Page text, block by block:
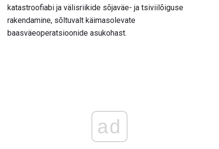
katastroofiabi ja välisriikide sõjaväe- ja tsiviilõiguse
rakendamine, sõltuvalt käimasolevate
baasväeoperatsioonide asukohast.
ad